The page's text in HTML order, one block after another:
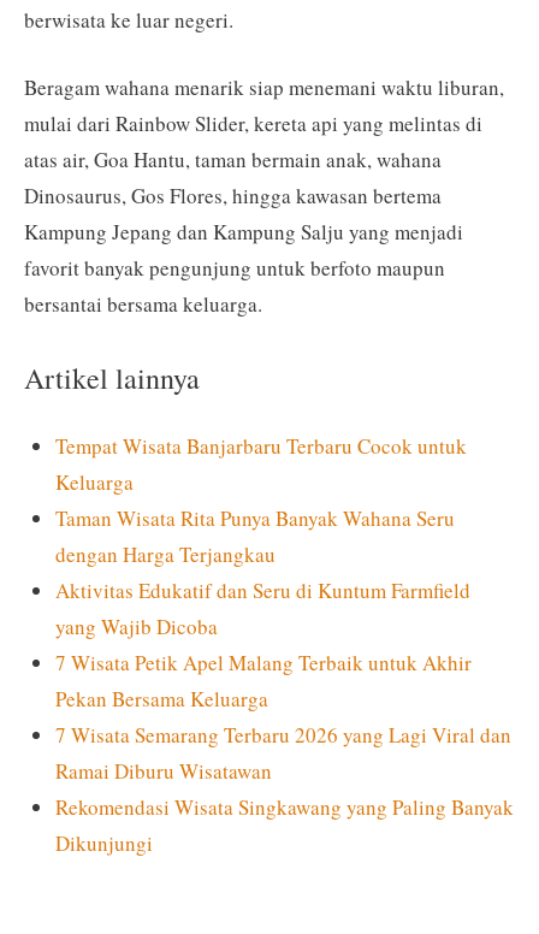
berwisata ke luar negeri.
Beragam wahana menarik siap menemani waktu liburan,
mulai dari Rainbow Slider, kereta api yang melintas di
atas air, Goa Hantu, taman bermain anak, wahana
Dinosaurus, Gos Flores, hingga kawasan bertema
Kampung Jepang dan Kampung Salju yang menjadi
favorit banyak pengunjung untuk berfoto maupun
bersantai bersama keluarga.
Artikel lainnya
Tempat Wisata Banjarbaru Terbaru Cocok untuk
Keluarga
Taman Wisata Rita Punya Banyak Wahana Seru
dengan Harga Terjangkau
Aktivitas Edukatif dan Seru di Kuntum Farmfield
yang Wajib Dicoba
7 Wisata Petik Apel Malang Terbaik untuk Akhir
Pekan Bersama Keluarga
7 Wisata Semarang Terbaru 2026 yang Lagi Viral dan
Ramai Diburu Wisatawan
Rekomendasi Wisata Singkawang yang Paling Banyak
Dikunjungi